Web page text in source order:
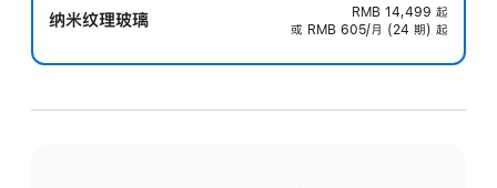
纳米纹理玻璃 RMB 14,499 起
或 RMB 605/月 (24 期) 起